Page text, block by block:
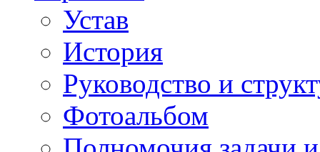
Устав
История
Руководство и
Фотоальбом